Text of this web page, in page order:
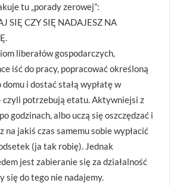
tu „porady zerowej”:
SIĘ CZY SIĘ NADAJESZ NA
liberałów gospodarczych,
iść do pracy, popracować określoną
domu i dostać stałą wypłatę w
czyli potrzebują etatu. Aktywniejsi z
godzinach, albo uczą się oszczędzać i
na jakiś czas samemu sobie wypłacić
(ja tak robię). Jednak
jest zabieranie się za działalność
się do tego nie nadajemy.